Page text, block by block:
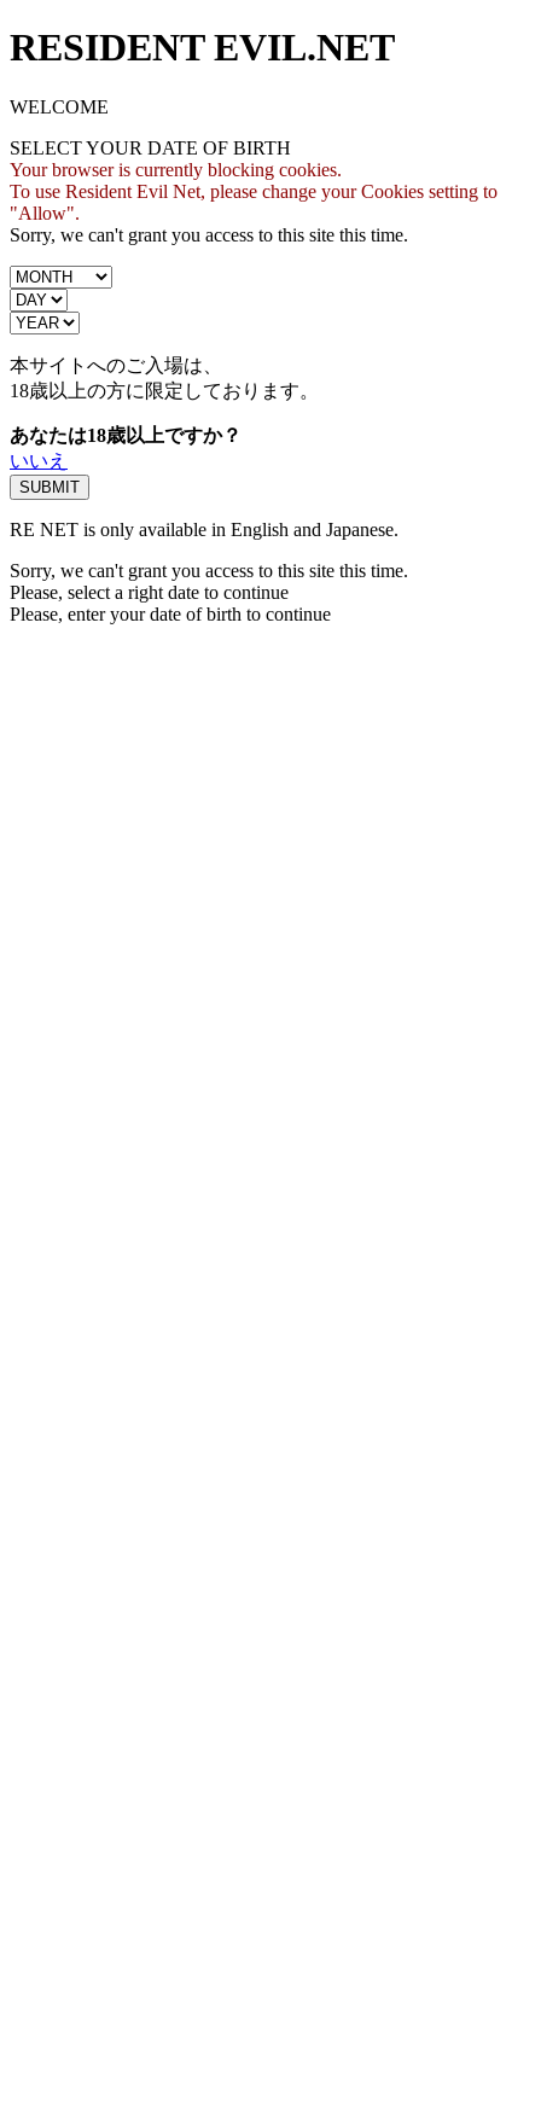
RESIDENT EVIL.NET
WELCOME
SELECT YOUR DATE OF BIRTH
Your browser is currently blocking cookies.
To use Resident Evil Net, please change your Cookies setting to
"Allow".
Sorry, we can't grant you access to this site this time.
本サイトへのご入場は、
18歳以上の方に限定しております。
あなたは18歳以上ですか？
いいえ
RE NET is only available in English and Japanese.
Sorry, we can't grant you access to this site this time.
Please, select a right date to continue
Please, enter your date of birth to continue